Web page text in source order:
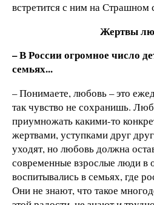
встретится с ним на Страшном
Жертвы
– В России огромное число
семьях...
– Понимаете, любовь – это
так чувство не сохранишь.
приумножать какими-то
жертвами, уступками друг
уходят, но любовь должна
современные взрослые люди в
воспитывались в семьях, где
Они не знают, что такое